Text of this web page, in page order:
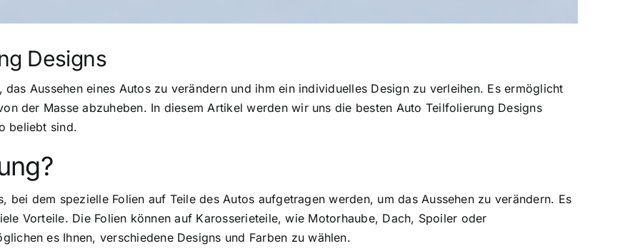
Designs
Aussehen eines Autos zu verändern und ihm ein individuelles Design zu verleihen. Es ermöglicht
der Masse abzuheben. In diesem Artikel werden wir uns die besten Auto Teilfolierung Designs
beliebt sind.
bei dem spezielle Folien auf Teile des Autos aufgetragen werden, um das Aussehen zu verändern. Es
Vorteile. Die Folien können auf Karosserieteile, wie Motorhaube, Dach, Spoiler oder
es Ihnen, verschiedene Designs und Farben zu wählen.